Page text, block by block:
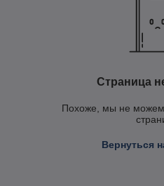
Страница
Похоже, мы не
Вернуться